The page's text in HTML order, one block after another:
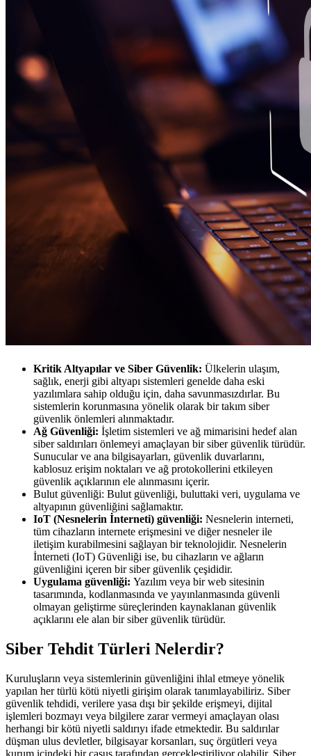
Kritik Altyapılar ve Siber Güvenlik: Ülkelerin ulaşım,
sağlık, enerji gibi altyapı sistemleri genelde daha eski
yazılımlara sahip olduğu için, daha savunmasızdırlar. Bu
sistemlerin korunmasına yönelik olarak bir takım siber
güvenlik önlemleri alınmaktadır.
Ağ Güvenliği: İşletim sistemleri ve ağ mimarisini hedef alan
siber saldırıları önlemeyi amaçlayan bir siber güvenlik türüdür.
Sunucular ve ana bilgisayarları, güvenlik duvarlarını,
kablosuz erişim noktaları ve ağ protokollerini etkileyen
güvenlik açıklarının ele alınmasını içerir.
Bulut güvenliği: Bulut güvenliği, buluttaki veri, uygulama ve
altyapının güvenliğini sağlamaktır.
IoT (Nesnelerin İnterneti) güvenliği: Nesnelerin interneti,
tüm cihazların internete erişmesini ve diğer nesneler ile
iletişim kurabilmesini sağlayan bir teknolojidir. Nesnelerin
İnterneti (IoT) Güvenliği ise, bu cihazların ve ağların
güvenliğini içeren bir siber güvenlik çeşididir.
Uygulama güvenliği: Yazılım veya bir web sitesinin
tasarımında, kodlanmasında ve yayınlanmasında güvenli
olmayan geliştirme süreçlerinden kaynaklanan güvenlik
açıklarını ele alan bir siber güvenlik türüdür.
Siber Tehdit Türleri Nelerdir?
Kuruluşların veya sistemlerinin güvenliğini ihlal etmeye yönelik
yapılan her türlü kötü niyetli girişim olarak tanımlayabiliriz. Siber
güvenlik tehdidi, verilere yasa dışı bir şekilde erişmeyi, dijital
işlemleri bozmayı veya bilgilere zarar vermeyi amaçlayan olası
herhangi bir kötü niyetli saldırıyı ifade etmektedir. Bu saldırılar
düşman ulus devletler, bilgisayar korsanları, suç örgütleri veya